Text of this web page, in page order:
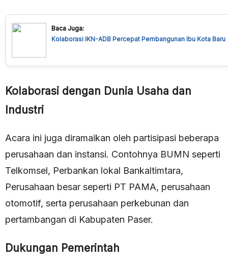
Baca Juga:
Kolaborasi IKN-ADB Percepat Pembangunan Ibu Kota Baru
Kolaborasi dengan Dunia Usaha dan
Industri
Acara ini juga diramaikan oleh partisipasi beberapa
perusahaan dan instansi. Contohnya BUMN seperti
Telkomsel, Perbankan lokal Bankaltimtara,
Perusahaan besar seperti PT PAMA, perusahaan
otomotif, serta perusahaan perkebunan dan
pertambangan di Kabupaten Paser.
Dukungan Pemerintah